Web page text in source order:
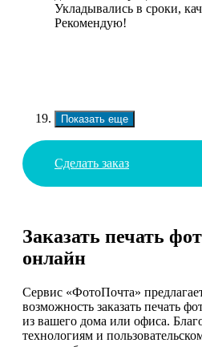
Укладывались в сроки,
Рекомендую!
Показать еще
Сделать заказ
Заказать печать
онлайн
Сервис «ФотоПочта»
возможность заказать печать
из вашего дома или офиса.
технологиям и